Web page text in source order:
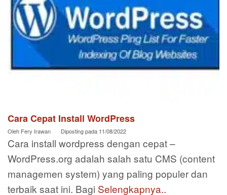
Cara Cepat Install WordPress
Oleh Fery Irawan Diposting pada 11/08/2022
Cara install wordpress dengan cepat –
WordPress.org adalah salah satu CMS (content
managemen system) yang paling populer dan
terbaik saat ini. Bagi Selengkapnya..